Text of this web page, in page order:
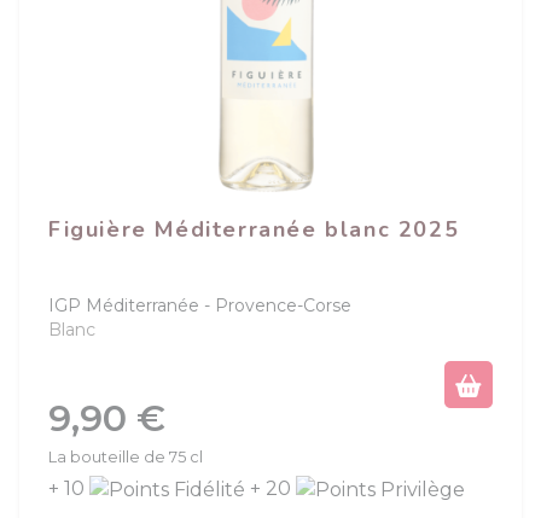
(1 avis)
Figuière Méditerranée blanc 2025
IGP Méditerranée
Provence-Corse
Blanc
Prix
9,90 €
La bouteille de 75 cl
+ 10 + 20